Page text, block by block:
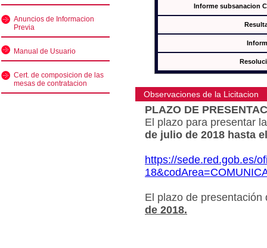
Anuncios de Informacion
Previa
Manual de Usuario
Cert. de composicion de las
mesas de contratacion
Informe subsanacion
Observaciones de la Licitacion
PLAZO DE
El plazo para presentar
de julio de 2018 hasta
https://sede.red.gob.es/
El plazo de
de 2018.